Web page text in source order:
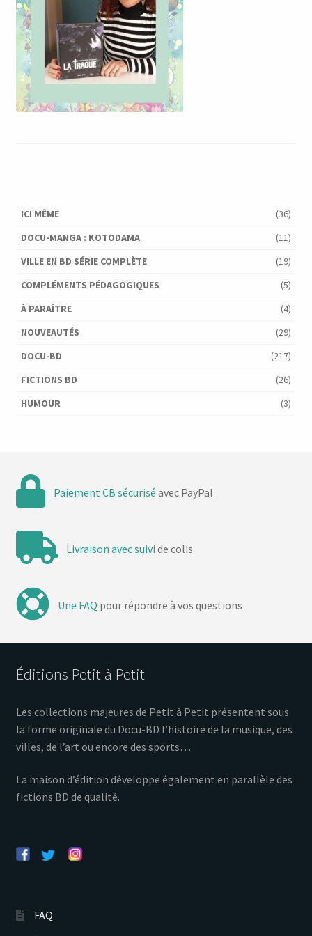
ICI MÊME
(36)
DOCU-MANGA : KOTODAMA
(11)
VILLE EN BD SÉRIE COMPLÈTE
(19)
COMPLÉMENTS PÉDAGOGIQUES
(5)
À PARAÎTRE
(4)
NOUVEAUTÉS
(29)
DOCU-BD
(217)
FICTIONS BD
(26)
HUMOUR
(3)
Paiement CB sécurisé avec PayPal
Livraison avec suivi de colis
Une FAQ pour répondre à vos questions
Éditions Petit à Petit
Les collections majeures de Petit à Petit présentent sous
la forme originale du Docu-BD l’histoire de la musique, des
villes, de l’art ou encore des sports…
La maison d’édition développe également en parallèle des
fictions BD de qualité.
FAQ